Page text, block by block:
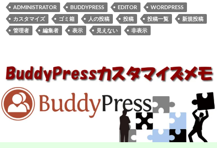
ADMINISTRATOR BUDDYPRESS EDITOR
WORDPRESS
カスタマイズ
ゴミ箱 人の投稿 投稿 投稿一覧
新規投稿
管理者
編集者 表示 見えない 非表示